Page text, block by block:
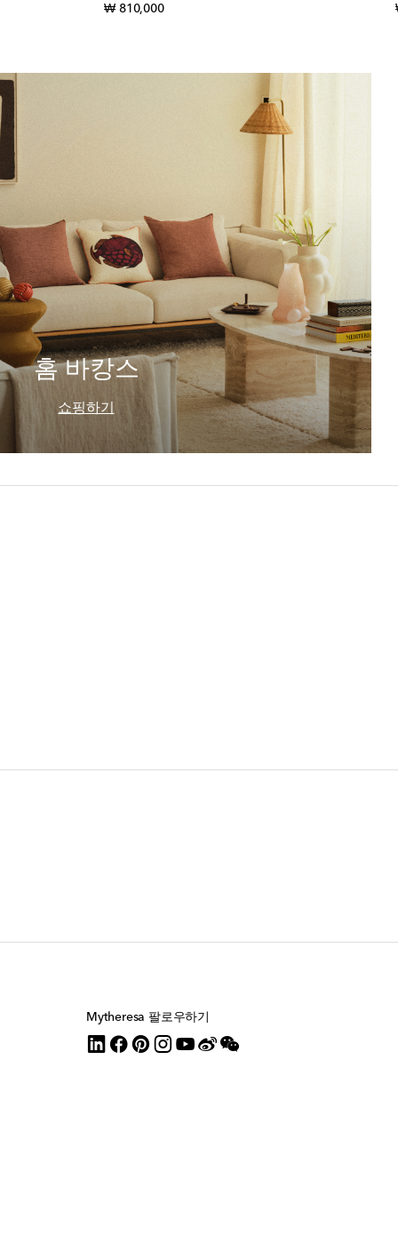
₩ 810,000original price
홈 바캉스
쇼핑하기
Mytheresa 팔로우하기